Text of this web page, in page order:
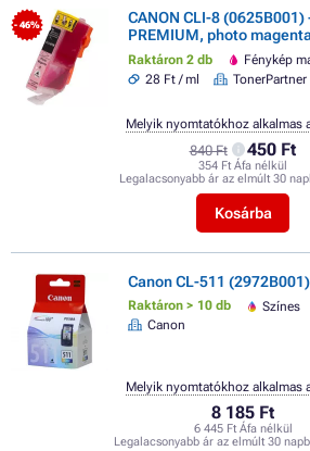
- 46%
CANON CLI-8
PREMIUM, photo
Raktáron 2 db Fénykép
28 Ft / ml
TonerPartner
840 Ft 450 Ft
354 Ft Áfa nélkül
Legalacsonyabb ár az elmúlt 30
Kosárba
Melyik nyomtatókhoz alkalmas
Canon CL-511
Raktáron > 10 db Színes
Canon
8 185 Ft
6 445 Ft Áfa nélkül
Legalacsonyabb ár az elmúlt 30
Melyik nyomtatókhoz alkalmas